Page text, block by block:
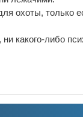
охоты, только
какого-либо